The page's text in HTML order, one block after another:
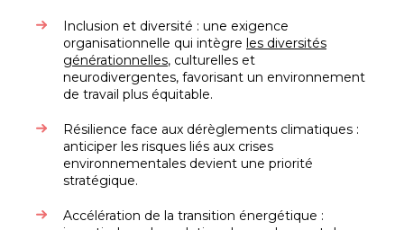
Inclusion et diversité : une exigence
organisationnelle qui intègre les diversités
générationnelles, culturelles et
neurodivergentes, favorisant un environnement
de travail plus équitable.
Résilience face aux dérèglements climatiques :
anticiper les risques liés aux crises
environnementales devient une priorité
stratégique.
Accélération de la transition énergétique :